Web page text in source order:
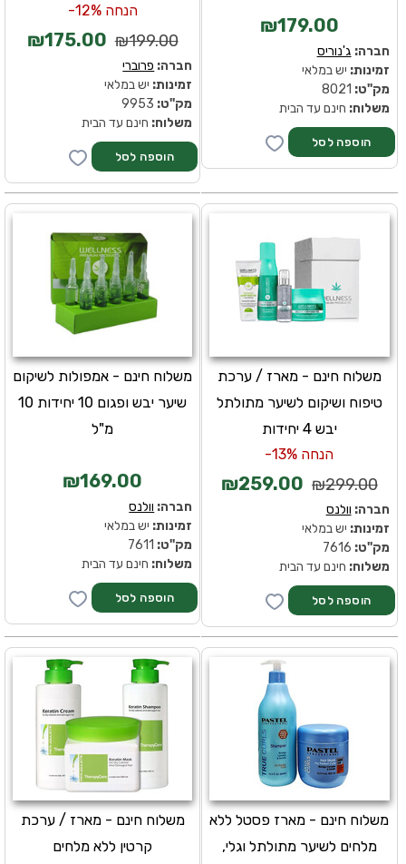
הנחה 12%-
₪199.00
₪175.00
חברה: פרוברי
זמינות: יש במלאי
מק''ט:
משלוח: חינם עד הבית
₪179.00
חברה: ג'נוריס
זמינות: יש במלאי
מק''ט:
משלוח: חינם עד הבית
משלוח חינם - אמפולות לשיקום
שיער יבש ופגום 10 יחידות 10
מ"ל
₪169.00
חברה: וולנס
זמינות: יש במלאי
מק''ט:
משלוח: חינם עד הבית
משלוח חינם - מארז / ערכת
טיפוח ושיקום לשיער מתולתל
יבש 4 יחידות
הנחה 13%-
₪299.00
₪259.00
חברה: וולנס
זמינות: יש במלאי
מק''ט:
משלוח: חינם עד הבית
משלוח חינם - מארז / ערכת
קרטין ללא מלחים
משלוח חינם - מארז פסטל ללא
מלחים לשיער מתולתל וגלי,